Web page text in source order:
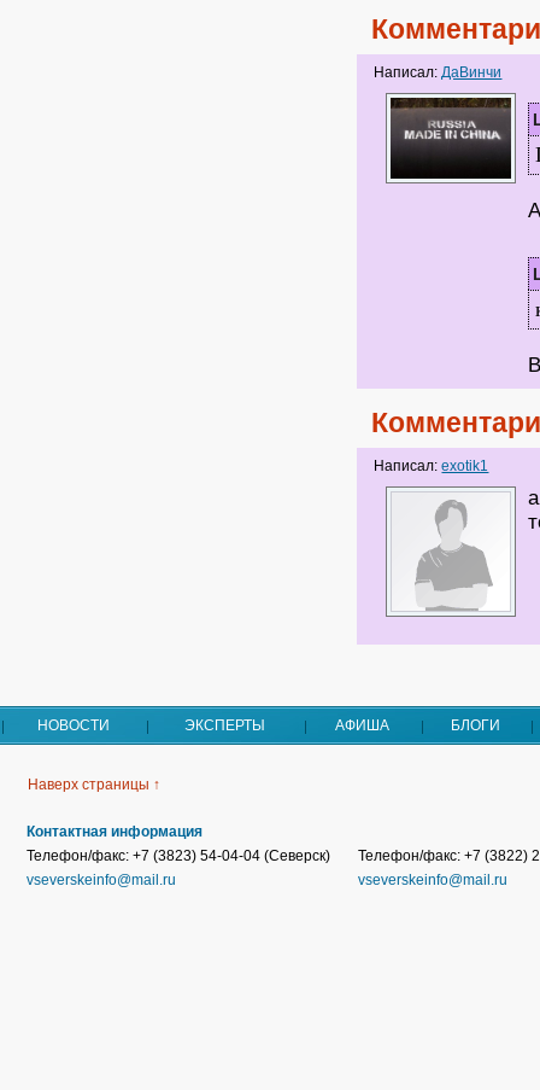
Написал:ДаВинчи
Написал:exotik1
НОВОСТИ ЭКСПЕРТЫ АФИША БЛОГИ
Наверх страницы ↑
Контактная информация
Телефон/факс: +7 (3823) 54-04-04 (Северск)
vseverskeinfo@mail.ru
Телефон/факс: +7 (3822)
vseverskeinfo@mail.ru